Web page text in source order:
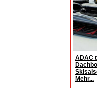
ADAC
Mehr...